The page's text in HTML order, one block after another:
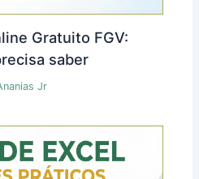
Gratuito FGV:
saber
Jr